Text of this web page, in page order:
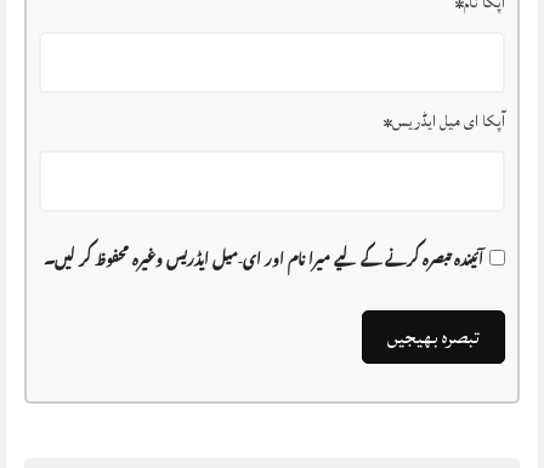
آپکا ای میل ایڈریس*
آئیندہ تبصرہ کرنے کے لیے میرا نام اور ای-میل ایڈریس وغیرہ محفوظ کر لیں۔